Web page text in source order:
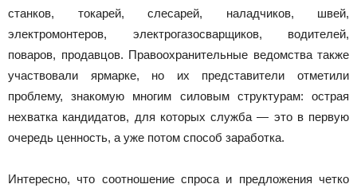
станков, токарей, слесарей, наладчиков, швей,
электромонтеров, электрогазосварщиков, водителей,
поваров, продавцов. Правоохранительные ведомства также
участвовали ярмарке, но их представители отметили
проблему, знакомую многим силовым структурам: острая
нехватка кандидатов, для которых служба — это в первую
очередь ценность, а уже потом способ заработка.
Интересно, что соотношение спроса и предложения четко